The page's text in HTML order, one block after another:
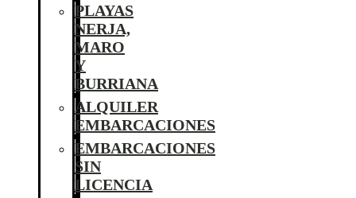
PLAYAS
NERJA,
MARO
Y
BURRIANA
ALQUILER
EMBARCACIONES
EMBARCACIONES
SIN
LICENCIA